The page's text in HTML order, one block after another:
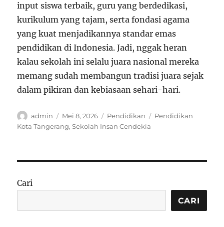
input siswa terbaik, guru yang berdedikasi,
kurikulum yang tajam, serta fondasi agama
yang kuat menjadikannya standar emas
pendidikan di Indonesia. Jadi, nggak heran
kalau sekolah ini selalu juara nasional mereka
memang sudah membangun tradisi juara sejak
dalam pikiran dan kebiasaan sehari-hari.
Author
admin
Posted
on
Mei 8, 2026 Categories
Pendidikan Tags
Pendidikan
Kota Tangerang,Sekolah Insan Cendekia
Cari
CARI